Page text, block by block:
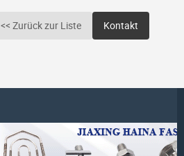
<< Zurück zur Liste Kontakt